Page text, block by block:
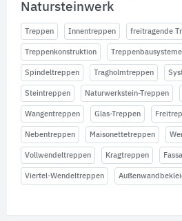
Natursteinwerk
Treppen Innentreppen freitragende
Treppenkonstruktion Treppenbausysteme
Spindeltreppen Tragholmtreppen
Steintreppen Naturwerkstein-Treppen
Wangentreppen Glas-Treppen
Nebentreppen Maisonettetreppen
Vollwendeltreppen Kragtreppen
Viertel-Wendeltreppen